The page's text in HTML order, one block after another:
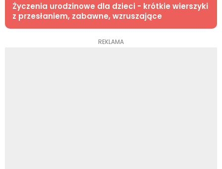
Życzenia urodzinowe dla dzieci - krótkie wierszyki
z przesłaniem, zabawne, wzruszające
REKLAMA